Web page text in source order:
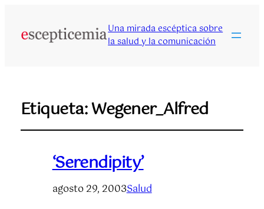
Una mirada escéptica sobre
la salud y la comunicación
Etiqueta:Wegener_Alfred
‘Serendipity’
agosto 29, 2003Salud